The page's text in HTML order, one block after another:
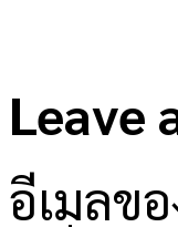
Leave
อีเมลข